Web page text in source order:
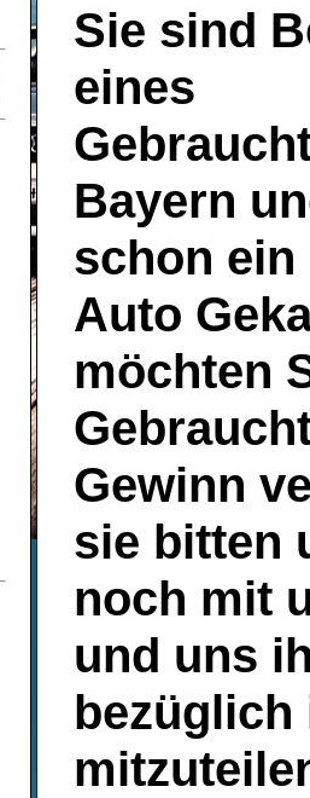
Sie sind
eines
Bayern
schon ein
Auto
möchten
Gewinn
sie bitten
noch mit
und uns